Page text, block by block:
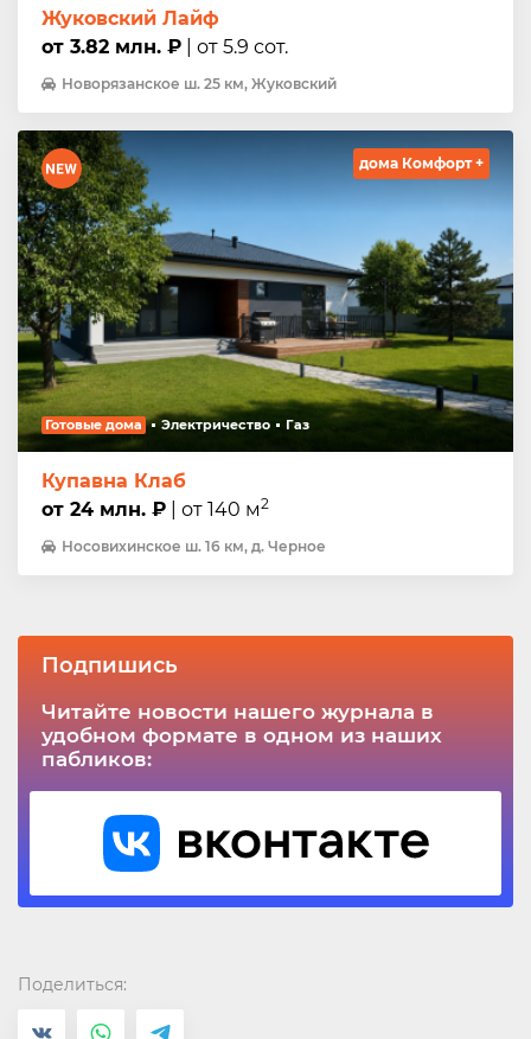
Жуковский Лайф
от 3.82 млн. ₽ | от 5.9 сот.
Новорязанское ш. 25 км, Жуковский
дома Комфорт +
Готовые дома Электричество Газ
Купавна Клаб
от 24 млн. ₽ | от 140 м2
Носовихинское ш. 16 км, д. Черное
Подпишись
Читайте новости нашего журнала в
удобном формате в одном из наших
пабликов:
Поделиться: